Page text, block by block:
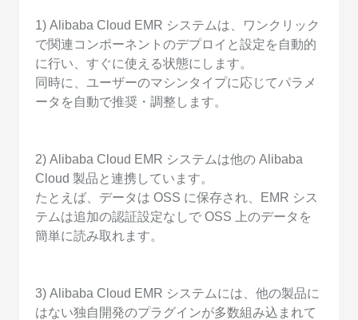
1) Alibaba Cloud EMR システムは、ワンクリック
で関連コンポーネントのデプロイと設定を自動的
に行い、すぐに使える状態にします。
同時に、ユーザーのマシンタイプに応じてパラメ
ータを自動で推奨・調整します。
2) Alibaba Cloud EMR システムは他の Alibaba
Cloud 製品と連携しています。
たとえば、データは OSS に保存され、EMR シス
テムは追加の認証設定なしで OSS 上のデータを
簡単に読み取れます。
3) Alibaba Cloud EMR システムには、他の製品に
はない独自開発のプラグインが多数組み込まれて